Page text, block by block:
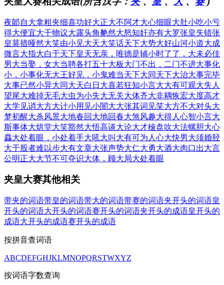
夜郞自大拿粗夹细喜功好大正大不阿才大心细眼大肚小吃小亏
得大便宜大干物议大露头角艴然大怒知奸亦有大罗张皇失错张
皇莫措哑然大笑由小见大天大笑话天下大势大好山河小道大成
微言大指大白于天下皇天无亲，唯德是辅小时了了，大未必佳
男大当娶，女大当聘各打五十大板大门不出，二门不进大事化
小，小事化无大王好见，小鬼难当天下大同 天下大治大事完毕
大事已然小异大同 大天白日 大喜若狂知小言大大有可观大失人
望尾大难掉无毛大虫为小失大无关大体齐大非耦恢宏大度高才
大学 见诮大方大计小用 见小闇大大张其词 见笑大方不大对头大
梦初醒大杀风景大地春回 大地回春大煞风趣大得人心智小言大
斯事体大烘堂大笑豁然大悟高谈大论大才榱盘吹大法螺胆大心
麤大处着眼，小处着手大吼大叫 大有可为 人心大快男大须婚胫
大于股者难以步大有文章大张声势大仁大勇大酒大肉口出大言
公明正大大节不可夺识大体，顾大局大处着眼
夹皇大赛其他相关
带夹的词语带皇的词语带大的词语带赛的词语夹开头的词语皇
开头的词语大开头的词语赛开头的词语夹开头的成语皇开头的
成语大开头的成语赛开头的成语
按拼音查词语
ABCDEFGHJKLMNOPQRSTWXYZ
按词语字数查询